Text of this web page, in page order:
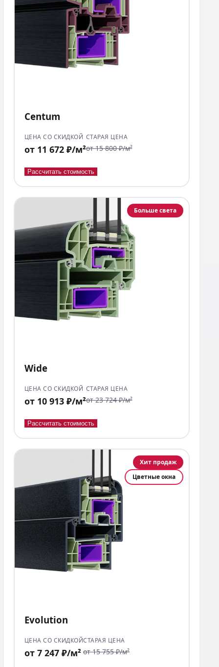
Centum
ЦЕНА СО СКИДКОЙ
от 11 672 ₽/м²
СТАРАЯ ЦЕНА
от 15 800 ₽/м²
Рассчитать стоимость
Больше света
Wide
ЦЕНА СО СКИДКОЙ
от 10 913 ₽/м²
СТАРАЯ ЦЕНА
от 23 724 ₽/м²
Рассчитать стоимость
Хит продаж
Цветные окна
Evolution
ЦЕНА СО СКИДКОЙ
от 7 247 ₽/м²
СТАРАЯ ЦЕНА
от 15 755 ₽/м²